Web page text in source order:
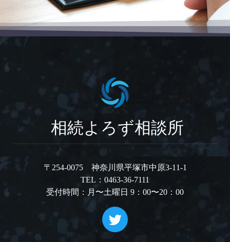
相続よろず相談所
〒254-0075 神奈川県平塚市中原3-11-1
TEL：0463-36-7111
受付時間：月〜土曜日 9：00〜20：00